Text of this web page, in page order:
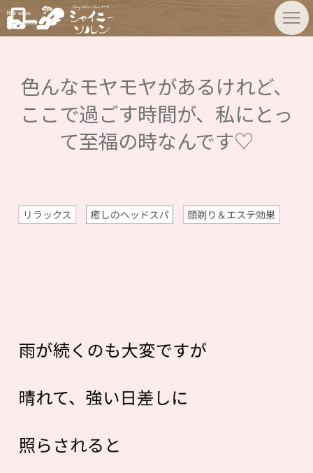
色んなモヤモヤがあるけれど、
ここで過ごす時間が、私にとっ
て至福の時なんです♡
リラックス 癒しのヘッドスパ 顔剃り＆エステ効果
雨が続くのも大変ですが
晴れて、強い日差しに
照らされると